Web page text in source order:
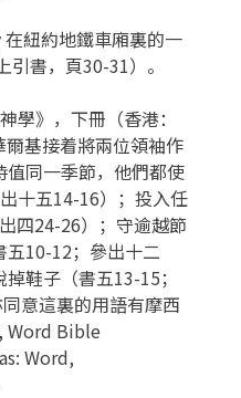
紐約地鐵車廂裏的一
書，頁30-31）。
學》，下冊（香港：
基接着將兩位領袖作
值同一季節，他們都使
十五14-16）；投入任
四24-26）；守逾越節
10-12；參出十二
鞋子（書五13-15；
意這裏的用語有摩西
Word Bible
Word,